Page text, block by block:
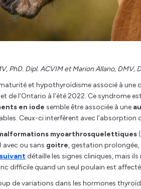
PhD. Dipl. ACVIM et Marion Allano, DMV,
et hypothyroïdisme associé à une
de l’Ontario à l’été 2022. Ce syndrome
en iode semble être associée à une
Ceux-ci interfèrent avec l’absorption
myoarthrosquelettiques
avec ou sans goitre, gestation
détaille les signes cliniques, mais
difficile quand un seul poulain est
de variations dans les hormones